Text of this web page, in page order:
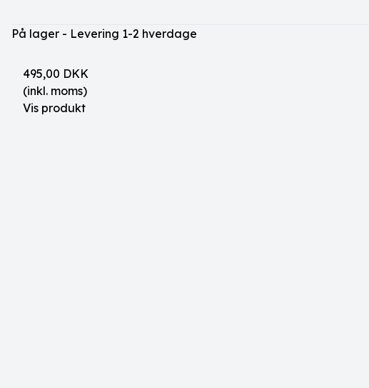
På lager - Levering 1-2 hverdage
495,00 DKK
(inkl. moms)
Vis produkt